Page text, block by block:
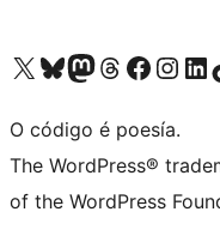
Visita la cuenta de X (anteriormente Twitter)
Visita a nosa conta de Bluesky
Visita a nosa conta de Mastodon
Visita a nosa conta de Threads
Visita a nosa páxina
Visita a nosa
Visita a
O código é poesía.
The WordPress®
of the WordPress